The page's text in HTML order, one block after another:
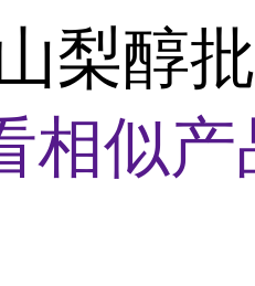
梨醇
相似